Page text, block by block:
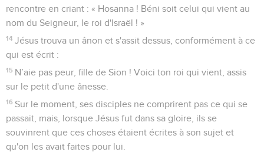
rencontre en criant : « Hosanna ! Béni soit celui qui vient au
nom du Seigneur, le roi d'Israël ! »
14 Jésus trouva un ânon et s'assit dessus, conformément à ce
qui est écrit :
15 N’aie pas peur, fille de Sion ! Voici ton roi qui vient, assis
sur le petit d'une ânesse.
16 Sur le moment, ses disciples ne comprirent pas ce qui se
passait, mais, lorsque Jésus fut dans sa gloire, ils se
souvinrent que ces choses étaient écrites à son sujet et
qu'on les avait faites pour lui.